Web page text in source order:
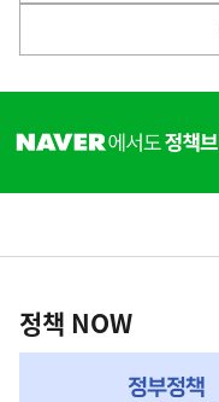
단
영
책
NOW,
정책 NOW